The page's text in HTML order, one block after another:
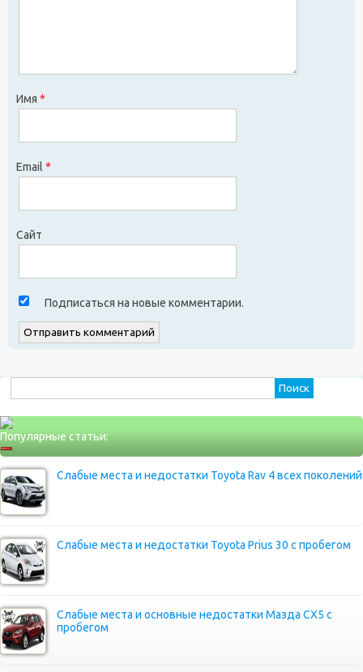
Имя *
Email *
Сайт
Подписаться на новые комментарии.
Популярные статьи:
Слабые места и недостатки Toyota Rav 4 всех поколений
Слабые места и недостатки Toyota Prius 30 с пробегом
Слабые места и основные недостатки Мазда СХ5 с
пробегом